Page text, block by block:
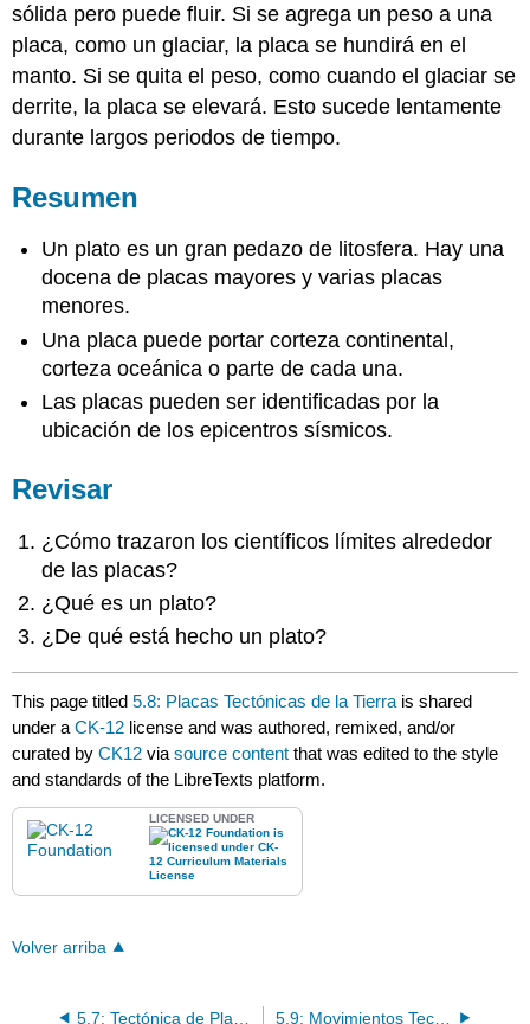
sólida pero puede fluir. Si se agrega un peso a una
placa, como un glaciar, la placa se hundirá en el
manto. Si se quita el peso, como cuando el glaciar se
derrite, la placa se elevará. Esto sucede lentamente
durante largos periodos de tiempo.
Resumen
Un plato es un gran pedazo de litosfera. Hay una
docena de placas mayores y varias placas
menores.
Una placa puede portar corteza continental,
corteza oceánica o parte de cada una.
Las placas pueden ser identificadas por la
ubicación de los epicentros sísmicos.
Revisar
¿Cómo trazaron los científicos límites alrededor
de las placas?
¿Qué es un plato?
¿De qué está hecho un plato?
This page titled5.8: Placas Tectónicas de la Tierra is shared
under aCK-12 license and was authored, remixed, and/or
curated byCK12 viasource content that was edited to the style
and standards of the LibreTexts platform.
LICENSED UNDER
Volver arriba
5.9: Movimientos Tectónicos de la Placa